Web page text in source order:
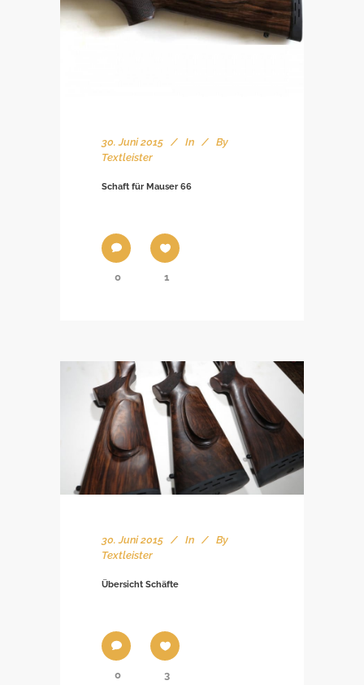
30. Juni 2015 In
By
Textleister
Schaft für Mauser 66
0 1
30. Juni 2015 In
By
Textleister
Übersicht Schäfte
0 3